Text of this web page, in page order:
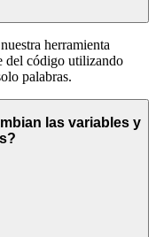
herramienta
del código utilizando
palabras.
las variables y